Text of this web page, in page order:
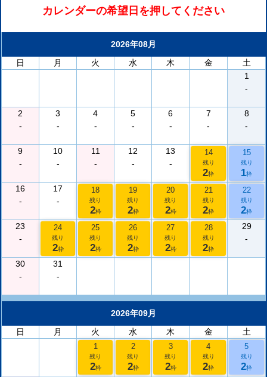
カレンダーの希望日を押してください
2026年08月
日
月 火 水 木 金
土
1
-
2
-
3
-
4
-
5
-
6
-
7
-
8
-
9
-
10
-
11
-
12
-
13
-
14
残り
2枠
15
残り
1枠
16
-
17
-
18
残り
2枠
19
残り
2枠
20
残り
2枠
21
残り
2枠
22
残り
2枠
23
-
24
残り
2枠
25
残り
2枠
26
残り
2枠
27
残り
2枠
28
残り
2枠
29
-
30
-
31
-
2026年09月
日
月 火 水 木 金 土
1
残り
2枠
2
残り
2枠
3
残り
2枠
4
残り
2枠
5
残り
2枠